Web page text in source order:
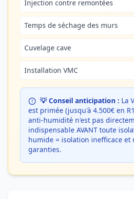
Injection contre remontées
Temps de séchage des murs
Cuvelage cave
Installation VMC
💡 Conseil anticipation : La
est primée (jusqu'à 4.500€ en
anti-humidité n'est pas
indispensable AVANT toute
humide = isolation inefficace et
garanties.